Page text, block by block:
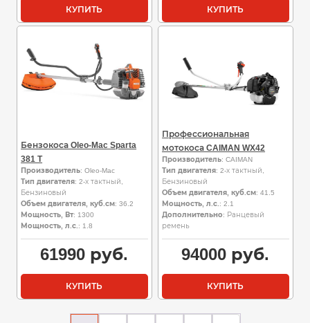
КУПИТЬ КУПИТЬ
Бензокоса Oleo-Mac Sparta
381 T
Производитель: Oleo-Mac
Тип двигателя: 2-х тактный,
Бензиновый
Объем двигателя, куб.см: 36.2
Мощность, Вт: 1300
Мощность, л.с. : 1.8
61990 руб.
КУПИТЬ
Профессиональная
мотокоса CAIMAN WX42
Производитель: CAIMAN
Тип двигателя: 2-х тактный,
Бензиновый
Объем двигателя, куб.см: 41.5
Мощность, л.с. : 2.1
Дополнительно: Ранцевый
ремень
94000 руб.
КУПИТЬ